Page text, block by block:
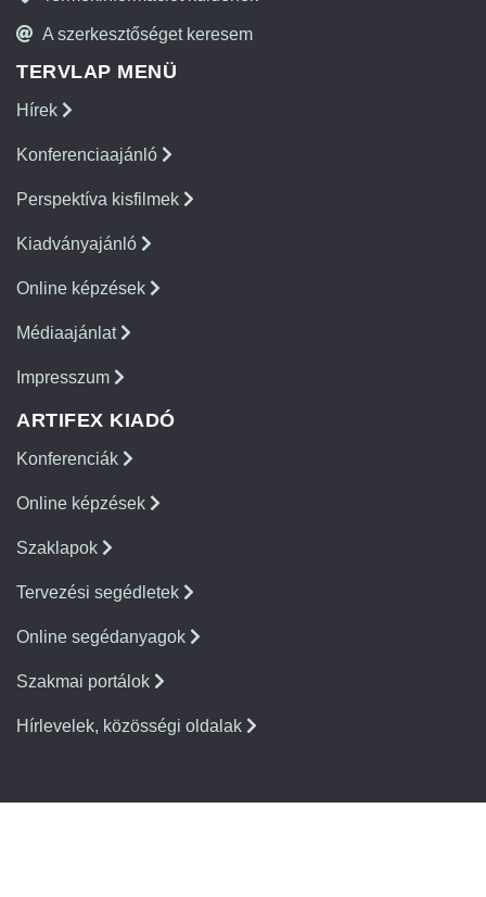
A szerkesztőséget keresem
TERVLAP MENÜ
Hírek
Konferenciaajánló
Perspektíva kisfilmek
Kiadványajánló
Online képzések
Médiaajánlat
Impresszum
ARTIFEX KIADÓ
Konferenciák
Online képzések
Szaklapok
Tervezési segédletek
Online segédanyagok
Szakmai portálok
Hírlevelek, közösségi oldalak